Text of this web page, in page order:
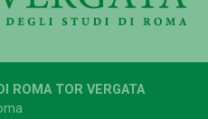
ROMA TOR VERGATA